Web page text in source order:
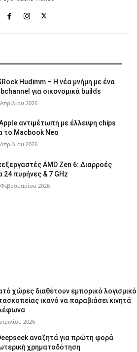
Hudimm – Η νέα μνήμη με ένα
για οικονομικά builds
2026
αντιμέτωπη με έλλειψη chips
το Macbook Neo
2026
AMD Zen 6: Διαρροές
24 πυρήνες & 7 GHz
2026
χώρες διαθέτουν εμπορικό λογισμικό
ικανό να παραβιάσει κινητά
2026
αναζητά για πρώτη φορά
χρηματοδότηση